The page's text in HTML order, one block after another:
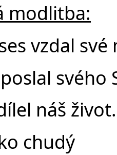
modlitba:
vzdal své
svého
náš život.
chudý